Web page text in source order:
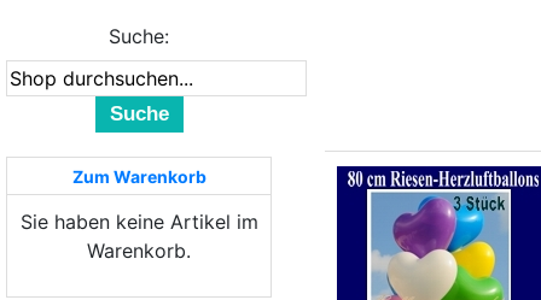
Suche:
Suche
Zum Warenkorb
Sie haben keine Artikel im
Warenkorb.